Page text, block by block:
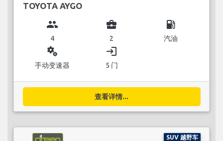
TOYOTA AYGO
group
4
business_center
2
local_gas_station
汽油
miscellaneous_services
手动变速器
login
5 门
查看详情...
SUV 越野车